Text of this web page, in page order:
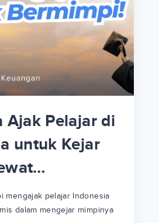
Ajak Pelajar di
untuk Kejar
mengajak pelajar Indonesia
dalam mengejar mimpinya